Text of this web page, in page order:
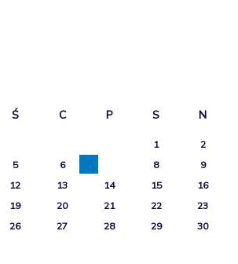
Ś C P S N
1
2
5 6 8
9
12 13 14 15
16
19 20 21 22
23
26 27 28 29
30